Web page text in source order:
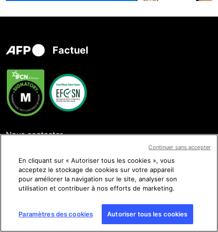
Factuel
Nous contacter
Nous suivre
En cliquant sur « Autoriser tous les cookies », vous
acceptez le stockage de cookies sur votre appareil
pour améliorer la navigation sur le site, analyser son
utilisation et contribuer à nos efforts de marketing.
Paramètres des cookies Autoriser tous les cookies
Continuer sans accepter